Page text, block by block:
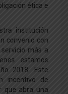
ética e
institución
convenio con
más a
estamos
2018. Este
incentivo de
que abra una